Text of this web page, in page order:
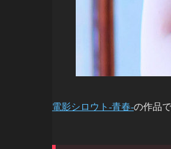
電影シロウト-青春-の作品で